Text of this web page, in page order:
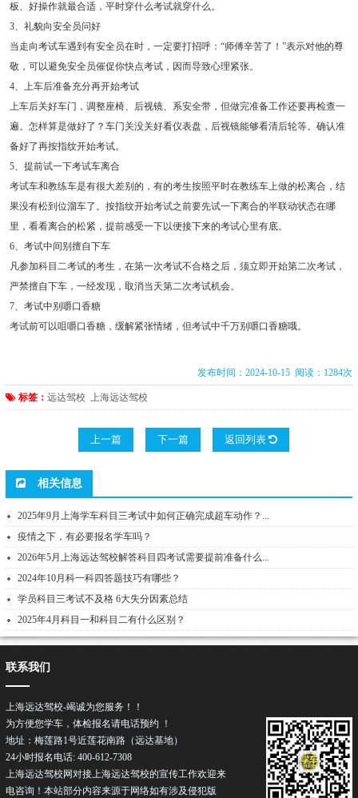
板、好操作就最合适，平时穿什么考试就穿什么。
3、礼貌向安全员问好
当走向考试车遇到有安全员在时，一定要打招呼：“师傅辛苦了！”表示对他的尊
敬，可以避免安全员催促你快点考试，因而导致心理紧张。
4、上车后准备充分再开始考试
上车后关好车门，调整座椅、后视镜、系安全带，但做完准备工作还要再检查一
遍。怎样算是做好了？车门关没关好看仪表盘，后视镜能够看清后轮等。确认准
备好了再按指纹开始考试。
5、提前试一下考试车离合
考试车和教练车是有很大差别的，有的考生按照平时在教练车上做的松离合，结
果没有松到位溜车了。按指纹开始考试之前要先试一下离合的半联动状态在哪
里，看看离合的松紧，提前感受一下以便接下来的考试心里有底。
6、考试中间别擅自下车
凡参加科目二考试的考生，在第一次考试不合格之后，须立即开始第二次考试，
严禁擅自下车，一经发现，取消当天第二次考试机会。
7、考试中别嚼口香糖
考试前可以咀嚼口香糖，缓解紧张情绪，但考试中千万别嚼口香糖哦。
发布时间：2024-10-15 阅读：1284次
标签： 远达驾校 上海远达驾校
上一篇 下一篇 返回列表
相关信息
2025年9月上海学车科目三考试中如何正确完成超车动作？...
疫情之下，有必要报名学车吗？
2026年5月上海远达驾校解答科目四考试需要提前准备什么...
2024年10月科一科四答题技巧有哪些？
学员科目三考试不及格 6大失分因素总结
2025年4月科目一和科目二有什么区别？
联系我们
上海远达驾校-竭诚为您服务！！
为方便您学车，体检报名请电话预约 ！
地址：梅莲路1号近莲花南路（远达基地）
24小时报名电话: 400-612-7308
上海远达驾校网对接上海远达驾校的宣传工作欢迎来
电咨询！本站部分内容来源于网络如有涉及侵犯版